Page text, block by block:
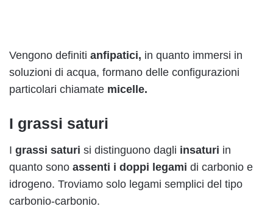
Vengono definiti anfipatici, in quanto immersi in
soluzioni di acqua, formano delle configurazioni
particolari chiamate micelle.
I grassi saturi
I grassi saturi si distinguono dagli insaturi in
quanto sono assenti i doppi legami di carbonio e
idrogeno. Troviamo solo legami semplici del tipo
carbonio-carbonio.